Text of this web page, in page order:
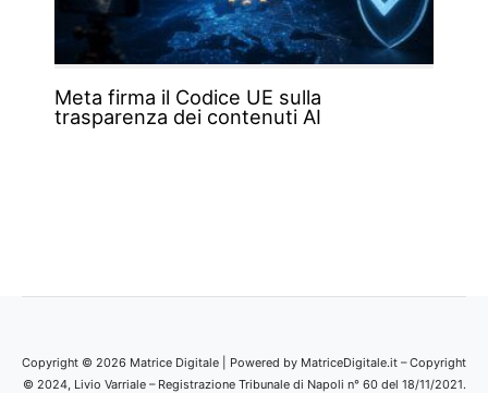
Meta firma il Codice UE sulla
trasparenza dei contenuti AI
Copyright © 2026 Matrice Digitale | Powered by MatriceDigitale.it – Copyright
© 2024, Livio Varriale – Registrazione Tribunale di Napoli n° 60 del 18/11/2021.